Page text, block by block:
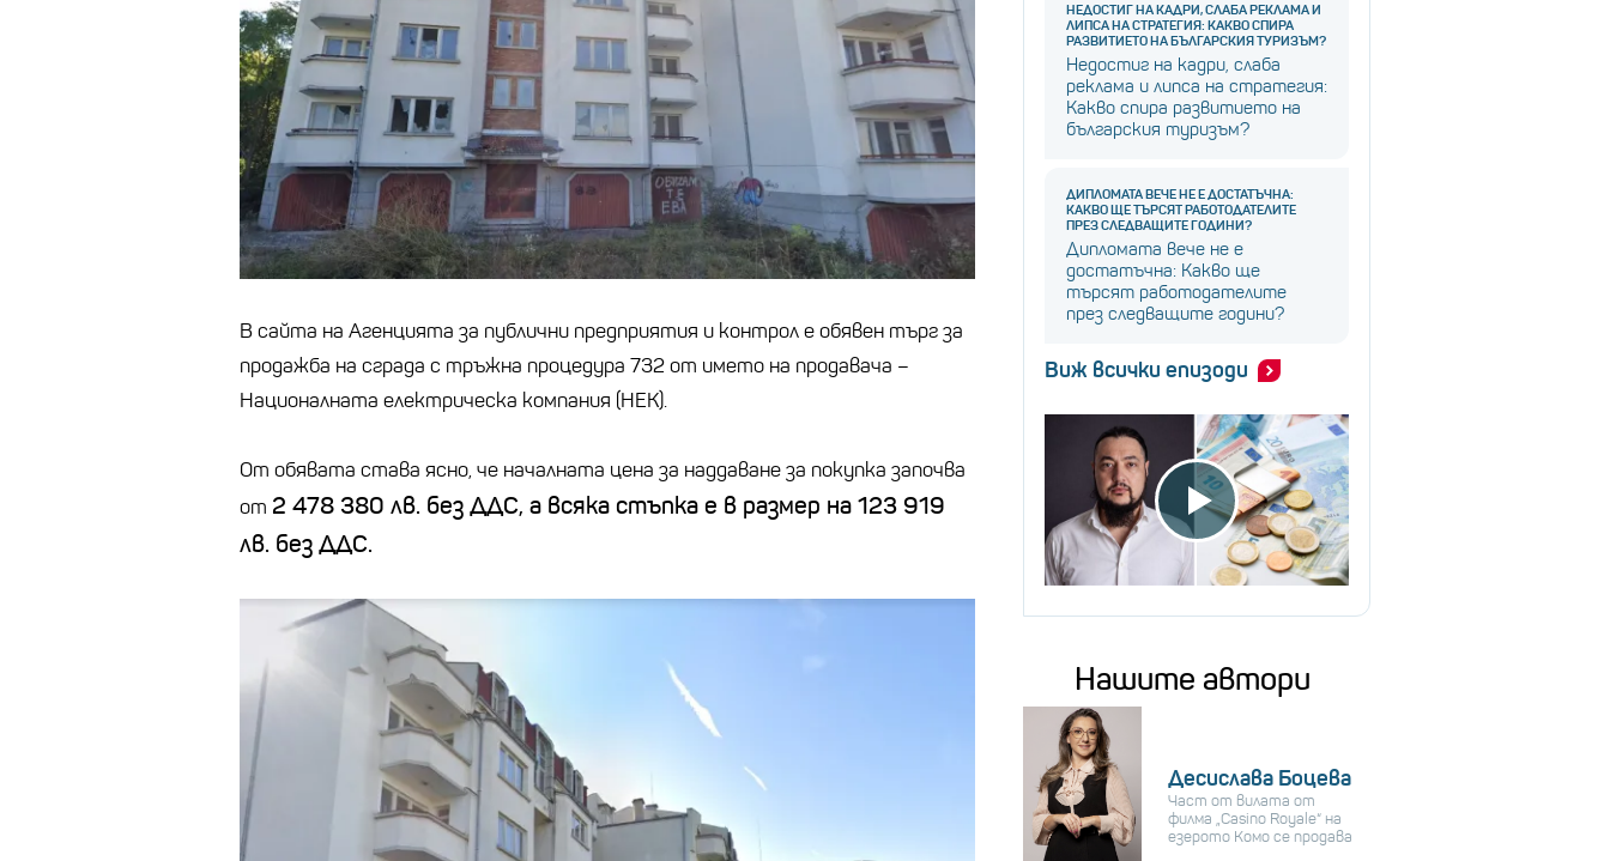
В сайта на Агенцията за публични предприятия и контрол е обявен търг за
продажба на сграда с тръжна процедура 732 от името на продавача –
Националната електрическа компания (НЕК).
От обявата става ясно, че началната цена за наддаване за покупка започва
от 2 478 380 лв. без ДДС, а всяка стъпка е в размер на 123 919
лв. без ДДС.
НЕДОСТИГ НА КАДРИ, СЛАБА РЕКЛАМА И
ЛИПСА НА СТРАТЕГИЯ: КАКВО СПИРА
РАЗВИТИЕТО НА БЪЛГАРСКИЯ ТУРИЗЪМ?
Недостиг на кадри, слаба
реклама и липса на стратегия:
Какво спира развитието на
българския туризъм?
ДИПЛОМАТА ВЕЧЕ НЕ Е ДОСТАТЪЧНА:
КАКВО ЩЕ ТЪРСЯТ РАБОТОДАТЕЛИТЕ
ПРЕЗ СЛЕДВАЩИТЕ ГОДИНИ?
Дипломата вече не е
достатъчна: Какво ще
търсят работодателите
през следващите години?
Виж всички епизоди
Нашите автори
Десислава Боцева
Част от вилата от
филма „Casino Royale“ на
езерото Комо се продава